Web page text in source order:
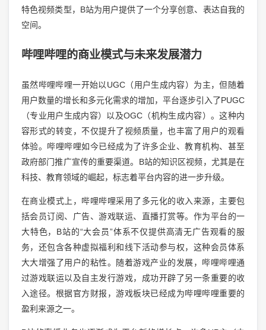
特色视频类型，B站为用户提供了一个分享创意、表达自我的
空间。
哔哩哔哩的商业模式与未来发展潜力
虽然哔哩哔哩一开始以UGC（用户生成内容）为主，但随着
用户数量的增长和多元化需求的增加，平台逐步引入了PUGC
（专业用户生成内容）以及OGC（机构生成内容）。这种内
容形式的转变，不仅提升了视频质量，也丰富了用户的观看
体验。哔哩哔哩如今已经成为了许多企业、教育机构、甚至
政府部门推广宣传的重要渠道。B站的知识区视频，尤其是在
科技、教育领域的崛起，标志着平台内容的进一步升级。
在商业模式上，哔哩哔哩采用了多元化的收入来源，主要包
括会员订阅、广告、游戏联运、直播打赏等。作为平台的一
大特色，B站的“大会员”体系不仅提供高清无广告观看的服
务，还包含各种虚拟福利和线下活动参与权，这种会员体系
大大增强了用户的粘性。随着游戏产业的发展，哔哩哔哩通
过游戏联运以及自主发行游戏，成功开辟了另一条重要的收
入途径。根据官方财报，游戏板块已经成为哔哩哔哩重要的
盈利来源之一。